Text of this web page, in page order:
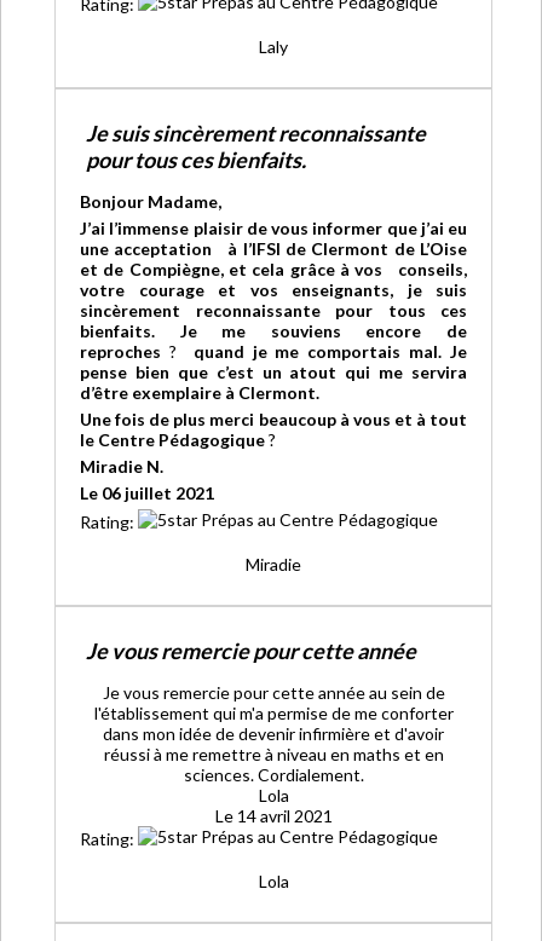
Rating:
Laly
Je suis sincèrement reconnaissante
pour tous ces bienfaits.
Bonjour Madame,
J’ai l’immense plaisir de vous informer que j’ai eu
une acceptation à l’IFSI de Clermont de L’Oise
et de Compiègne, et cela grâce à vos conseils,
votre courage et vos enseignants, je suis
sincèrement reconnaissante pour tous ces
bienfaits. Je me souviens encore de
reproches ?
quand je me comportais mal. Je
pense bien que c’est un atout qui me servira
d’être exemplaire à Clermont.
Une fois de plus merci beaucoup à vous et à tout
le Centre Pédagogique?
Miradie N.
Le 06 juillet 2021
Rating:
Miradie
Je vous remercie pour cette année
Je vous remercie pour cette année au sein de
l'établissement qui m'a permise de me conforter
dans mon idée de devenir infirmière et d'avoir
réussi à me remettre à niveau en maths et en
sciences. Cordialement.
Lola
Le 14 avril 2021
Rating:
Lola